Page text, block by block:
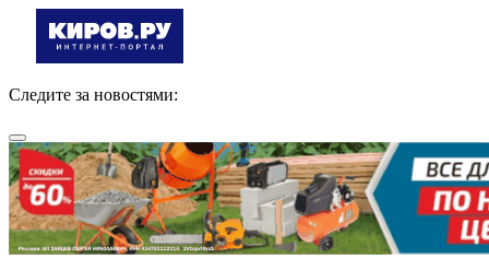
Следите за новостями: